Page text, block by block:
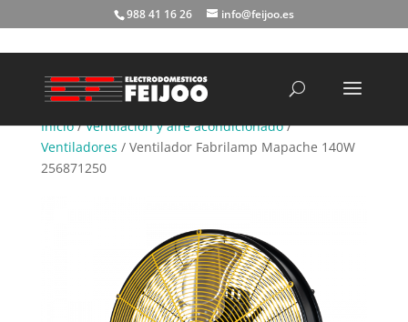
988 41 16 26 info@feijoo.es
Inicio/Ventilación y aire acondicionado/
Ventiladores / Ventilador Fabrilamp Mapache 140W
256871250